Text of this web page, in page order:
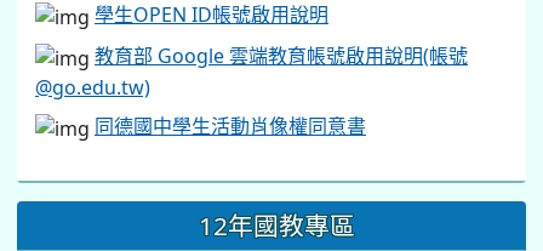
學生OPEN ID帳號啟用說明
教育部 Google 雲端教育帳號啟用說明(帳號
@go.edu.tw)
同德國中學生活動肖像權同意書
12年國教專區